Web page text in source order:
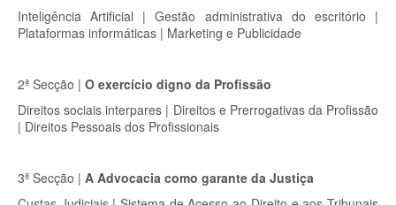
Inteligência Artificial | Gestão administrativa do escritório |
Plataformas informáticas | Marketing e Publicidade
2ª Secção | O exercício digno da Profissão
Direitos sociais interpares | Direitos e Prerrogativas da Profissão
| Direitos Pessoais dos Profissionais
3ª Secção | A Advocacia como garante da Justiça